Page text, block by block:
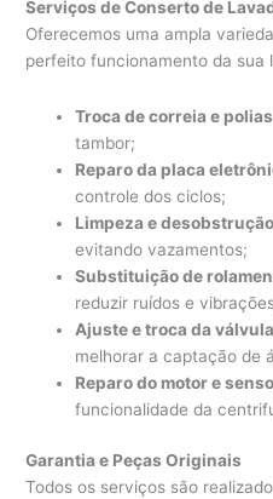
Serviços de Conserto de
Oferecemos uma ampla
perfeito funcionamento da sua
Troca de correia e polias
tambor;
Reparo da placa
controle dos ciclos;
Limpeza e
evitando vazamentos;
Substituição de
reduzir ruídos e
Ajuste e troca da
melhorar a captação de
Reparo do motor e
funcionalidade da
Garantia e Peças Originais
Todos os serviços são